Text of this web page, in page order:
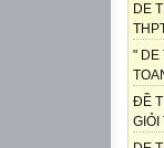
DE
" DE
ĐỀ
GIỎI